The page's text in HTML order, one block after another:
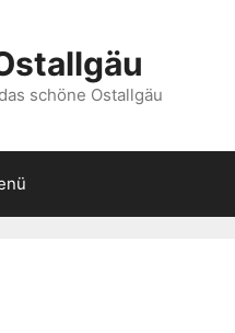
schöne Ostallgäu